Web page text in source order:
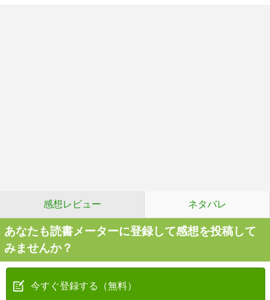
感想レビュー ネタバレ
あなたも読書メーターに登録して感想を投稿して
みませんか？
今すぐ登録する（無料）